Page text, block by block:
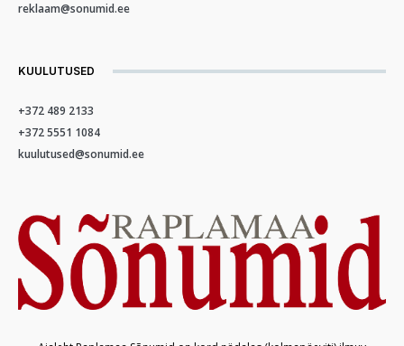
reklaam@sonumid.ee
KUULUTUSED
+372 489 2133
+372 5551 1084
kuulutused@sonumid.ee